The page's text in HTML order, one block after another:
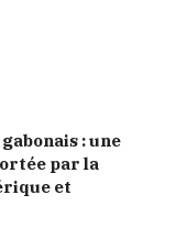
: une
par la
et